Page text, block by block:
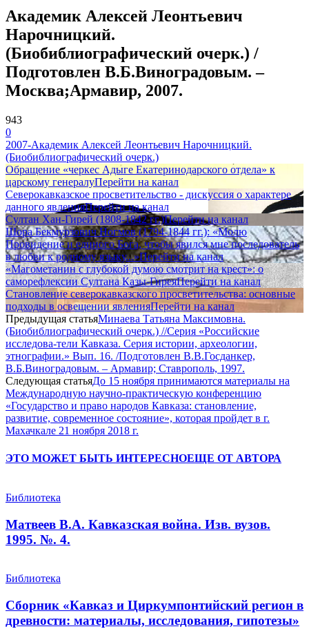
Академик Алексей Леонтьевич
Нарочницкий.
(Биобиблиографический очерк.) /
Подготовлен В.Б.Виноградовым. –
Москва;Армавир, 2007.
943
0
2007-Академик Алексей Леонтьевич Нарочницкий.
(Биобиблиографический очерк.)
Обращение «черкес Адыге Екатеринодарского отдела» к
царскому генералуПерейти на канал
Северокавказское просветительство - дискуссия о характере
данного явленияПерейти на канал
Султан Хан-Гирей (1808-1842 гг.)Перейти на канал
Шора Бекмурзович Ногмов (1794-1844 гг.): «Молю
Провидение и единого Бога, чтобы явился мне последователь
в любви к родному языку...»Перейти на канал
«Магометанин с глубокой думою смотрит на крест»: о
саморефлексии Султана Казы-ГиреяПерейти на канал
Становление северокавказского просветительства: основные
подходы в освещении явленияПерейти на канал
Предыдущая статьяМинаева Татьяна Максимовна.
(Биобиблиографический очерк.) //Серия «Российские
исследова-тели Кавказа. Серия истории, археологии,
этнографии.» Вып. 16. /Подготовлен В.В.Госданкер,
В.Б.Виноградовым. – Армавир; Ставрополь, 1997.
Следующая статьяДо 15 ноября принимаются материалы на
Международную научно-практическую конференцию
«Государство и право народов Кавказа: становление,
развитие, современное состояние», которая пройдет в г.
Махачкале 21 ноября 2018 г.
ЭТО МОЖЕТ БЫТЬ ИНТЕРЕСНОЕЩЕ ОТ АВТОРА
Библиотека
Матвеев В.А. Кавказская война. Изв. вузов.
1995. №. 4.
Библиотека
Сборник «Кавказ и Циркумпонтийский регион в
древности: материалы, исследования, гипотезы»